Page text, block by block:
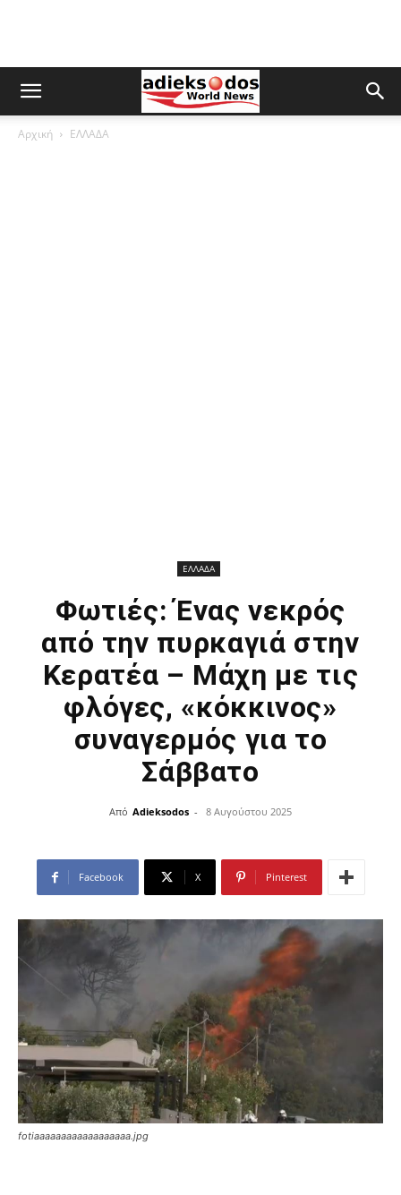
Αρχική ΕΛΛΑΔΑ
ΕΛΛΑΔΑ
Φωτιές: Ένας νεκρός
από την πυρκαγιά στην
Κερατέα – Μάχη με τις
φλόγες, «κόκκινος»
συναγερμός για το
Σάββατο
Από Adieksodos - 8 Αυγούστου 2025
Facebook X Pinterest
fotiaaaaaaaaaaaaaaaaaa.jpg